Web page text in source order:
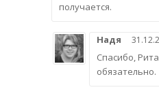
получается.
Надя
Спасибо,
обязательно.